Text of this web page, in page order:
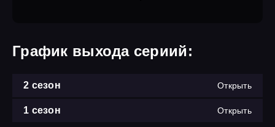
График выхода сериий:
2 сезон Открыть
1 сезон Открыть